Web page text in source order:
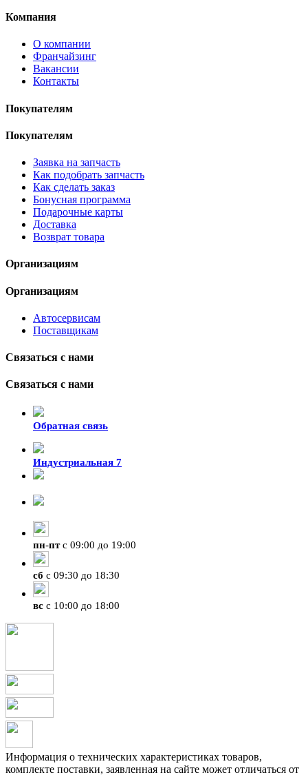
Компания
О компании
Франчайзинг
Вакансии
Контакты
Покупателям
Покупателям
Заявка на запчасть
Как подобрать запчасть
Как сделать заказ
Бонусная программа
Подарочные карты
Доставка
Возврат товара
Организациям
Организациям
Автосервисам
Поставщикам
Связаться с нами
Связаться с нами
Обратная связь
Индустриальная 7
пн-птс 09:00 до 19:00
сб с 09:30 до 18:30
вс с 10:00 до 18:00
Информация о технических характеристиках товаров,
комплекте поставки, заявленная на сайте может отличаться от